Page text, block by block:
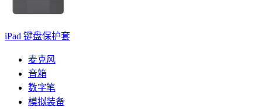
iPad 键盘保护套
麦克风
音箱
数字笔
模拟装备